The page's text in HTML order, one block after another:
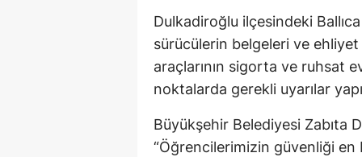
Dulkadiroğlu ilçesindeki
sürücülerin belgeleri ve
araçlarının sigorta ve ruhsat
noktalarda gerekli uyarılar
Büyükşehir Belediyesi Zabıta
“Öğrencilerimizin güvenliği